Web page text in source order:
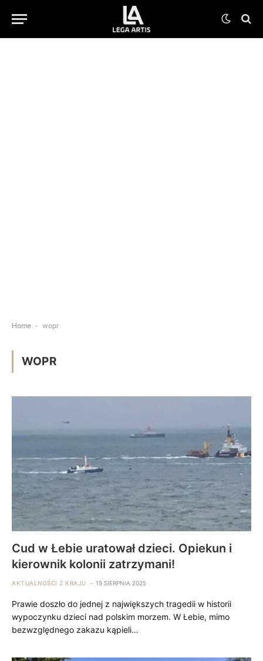
Home - wopr
WOPR
Cud w Łebie uratował dzieci. Opiekun i
kierownik kolonii zatrzymani!
AKTUALNOŚCI Z KRAJU 19 SIERPNIA 2025
Prawie doszło do jednej z największych tragedii w historii
wypoczynku dzieci nad polskim morzem. W Łebie, mimo
bezwzględnego zakazu kąpieli…